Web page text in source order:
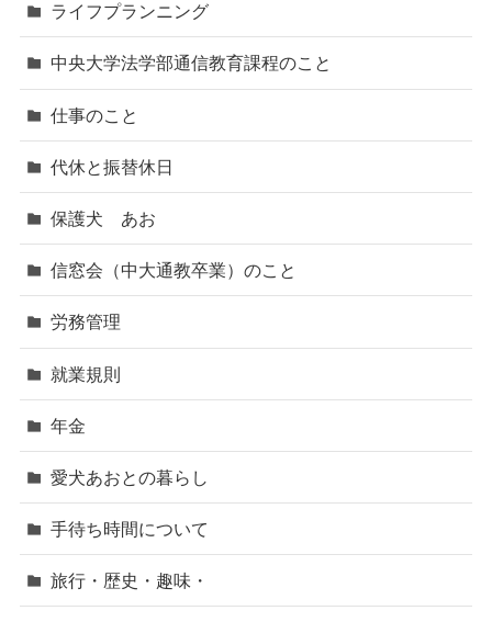
ライフプランニング
中央大学法学部通信教育課程のこと
仕事のこと
代休と振替休日
保護犬 あお
信窓会（中大通教卒業）のこと
労務管理
就業規則
年金
愛犬あおとの暮らし
手待ち時間について
旅行・歴史・趣味・